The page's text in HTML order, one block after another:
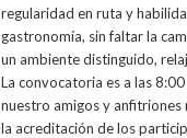
regularidad en ruta y
gastronomía, sin faltar la
un ambiente distinguido,
La convocatoria es a las
nuestro amigos y anfitriones
la acreditación de los